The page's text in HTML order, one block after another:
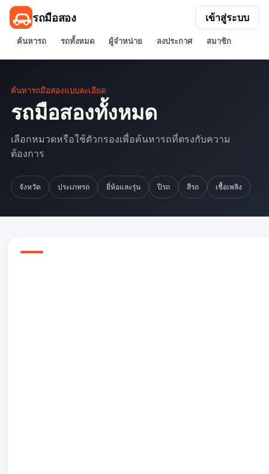
รถมือสอง
ค้นหารถ รถทั้งหมด ผู้จำหน่าย ลงประกาศ สมาชิก
เข้าสู่ระบบ
ค้นหารถมือสองแบบละเอียด
รถมือสองทั้งหมด
เลือกหมวดหรือใช้ตัวกรองเพื่อค้นหารถที่ตรงกับความ
ต้องการ
จังหวัด ประเภทรถ ยี่ห้อและรุ่น ปีรถ สีรถ เชื้อเพลิง